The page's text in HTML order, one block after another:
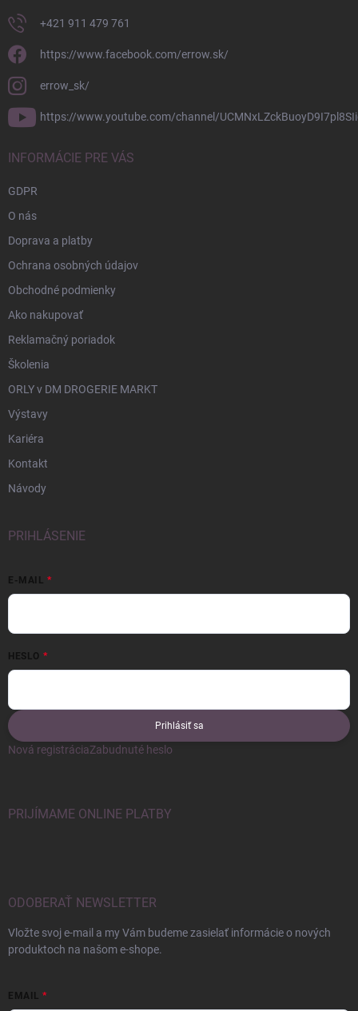
+421 911 479 761
https://www.facebook.com/errow.sk/
errow_sk/
https://www.youtube.com/channel/
INFORMÁCIE PRE VÁS
GDPR
O nás
Doprava a platby
Ochrana osobných údajov
Obchodné podmienky
Ako nakupovať
Reklamačný poriadok
Školenia
ORLY v DM DROGERIE MARKT
Výstavy
Kariéra
Kontakt
Návody
PRIHLÁSENIE
E-MAIL
HESLO
Prihlásiť sa
Nová registráciaZabudnuté heslo
PRIJÍMAME ONLINE PLATBY
ODOBERAŤ NEWSLETTER
Vložte svoj e-mail a my Vám budeme zasielať informácie o nových
produktoch na našom e-shope.
EMAIL